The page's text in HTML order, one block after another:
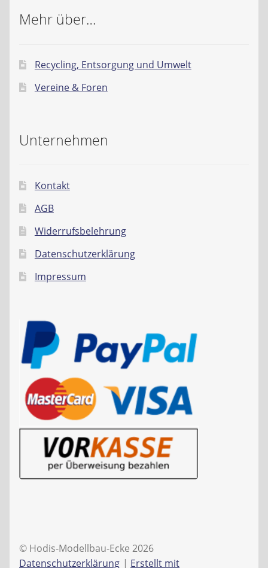
Mehr über…
Recycling, Entsorgung und Umwelt
Vereine & Foren
Unternehmen
Kontakt
AGB
Widerrufsbelehrung
Datenschutzerklärung
Impressum
© Hodis-Modellbau-Ecke 2026
Datenschutzerklärung
Erstellt mit